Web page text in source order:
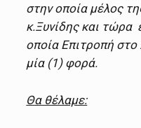
στην οποία μέλος
κ.Ξυνίδης και τώρα
οποία Επιτροπή
μία (1) φορά.
Θα θέλαμε: